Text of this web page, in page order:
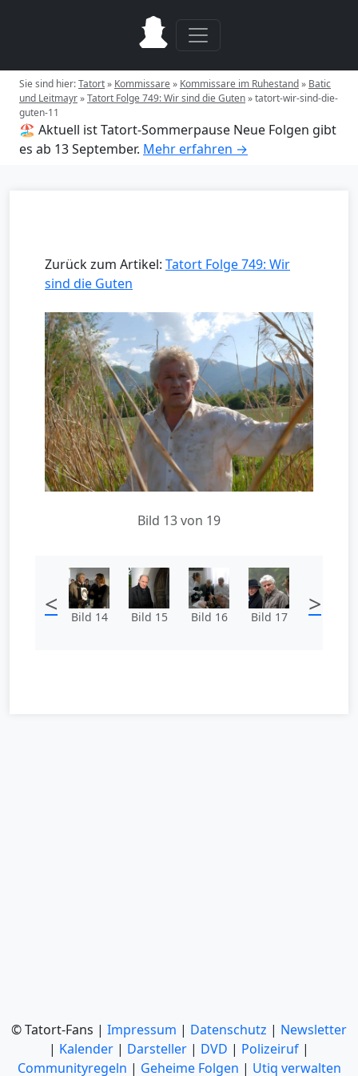
Sie sind hier:Tatort» Kommissare» Kommissare im Ruhestand» Batic
und Leitmayr»Tatort Folge 749: Wir sind die Guten»tatort-wir-sind-die-
guten-11
🏖️ Aktuell ist Tatort-Sommerpause Neue Folgen gibt
es ab 13 September. Mehr erfahren →
Zurück zum Artikel: Tatort Folge 749: Wir
sind die Guten
Bild 13 von 19
< Bild 14 Bild 15 Bild 16 Bild 17 >
© Tatort-Fans | Impressum | Datenschutz | Newsletter
| Kalender | Darsteller | DVD | Polizeiruf |
Communityregeln | Geheime Folgen | Utiq verwalten